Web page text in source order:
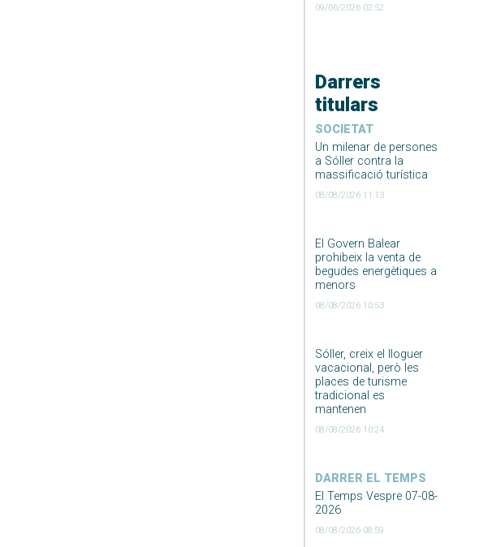
09/06/2026 02:52
Darrers
titulars
SOCIETAT
Un milenar de persones
a Sóller contra la
massificació turística
08/08/2026 11:13
El Govern Balear
prohibeix la venta de
begudes energètiques a
menors
08/08/2026 10:53
Sóller, creix el lloguer
vacacional, però les
places de turisme
tradicional es
mantenen
08/08/2026 10:24
DARRER EL TEMPS
El Temps Vespre 07-08-
2026
08/08/2026 08:59